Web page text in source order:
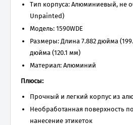
Тип корпуса: Алюминиевый, не
Unpainted)
Модель: 1590WDE
Размеры: Длина 7.882 дюйма
дюйма (120.1 мм)
Материал: Алюминий
Плюсы:
Прочный и легкий корпус из
Необработанная поверхность
нанесение этикеток